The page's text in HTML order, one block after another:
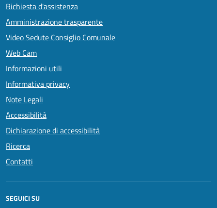
Richiesta d'assistenza
Amministrazione trasparente
Video Sedute Consiglio Comunale
Web Cam
Informazioni utili
Informativa privacy
Note Legali
Accessibilità
Dichiarazione di accessibilità
Ricerca
Contatti
SEGUICI SU